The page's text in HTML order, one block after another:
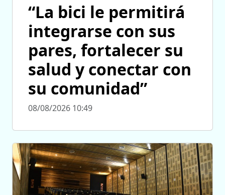
“La bici le permitirá
integrarse con sus
pares, fortalecer su
salud y conectar con
su comunidad”
08/08/2026 10:49